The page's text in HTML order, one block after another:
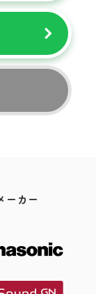
ーカー